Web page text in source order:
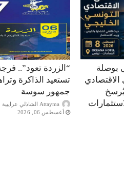
“الزردة تعود”..
تستعيد الذاكرة
جمهور سوسة
Attayma الشاذلي عرايبية
أغسطس 06, 2026
بوصلة
الاقتصادي